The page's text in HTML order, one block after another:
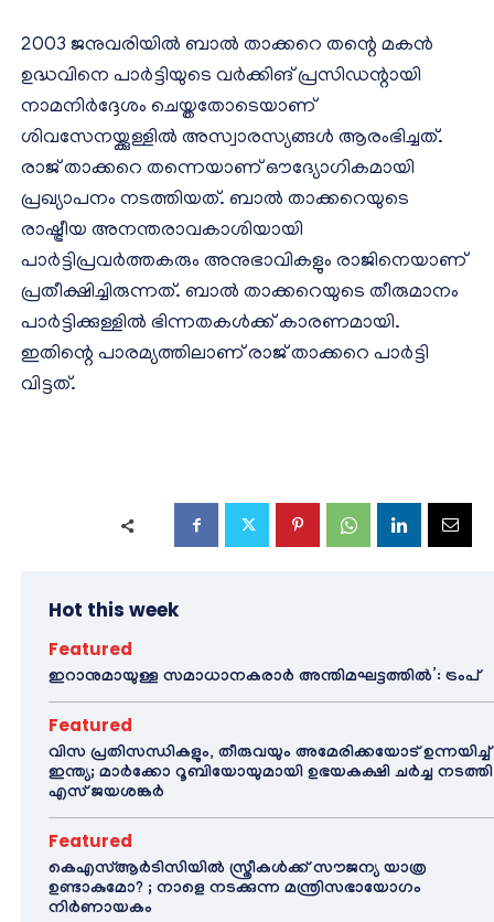
2003 ജനുവരിയില്‍ ബാല്‍ താക്കറെ തന്റെ മകന്‍
ഉദ്ധവിനെ പാര്‍ട്ടിയുടെ വര്‍ക്കിങ് പ്രസിഡന്റായി
നാമനിര്‍ദ്ദേശം ചെയ്തതോടെയാണ്
ശിവസേനയ്ക്കുള്ളില്‍ അസ്വാരസ്യങ്ങള്‍ ആരംഭിച്ചത്.
രാജ് താക്കറെ തന്നെയാണ് ഔദ്യോഗികമായി
പ്രഖ്യാപനം നടത്തിയത്. ബാല്‍ താക്കറെയുടെ
രാഷ്ട്രീയ അനന്തരാവകാശിയായി
പാര്‍ട്ടിപ്രവര്‍ത്തകരും അനുഭാവികളും രാജിനെയാണ്
പ്രതീക്ഷിച്ചിരുന്നത്. ബാല്‍ താക്കറെയുടെ തീരുമാനം
പാര്‍ട്ടിക്കുള്ളില്‍ ഭിന്നതകള്‍ക്ക് കാരണമായി.
ഇതിന്റെ പാരമ്യത്തിലാണ് രാജ് താക്കറെ പാര്‍ട്ടി
വിട്ടത്.
Hot this week
Featured
ഇറാനുമായുള്ള സമാധാനകരാർ അന്തിമഘട്ടത്തിൽ‌’: ട്രംപ്
Featured
വിസ പ്രതിസന്ധികളും, തീരുവയും അമേരിക്കയോട് ഉന്നയിച്ച്
ഇന്ത്യ; മാർക്കോ റൂബിയോയുമായി ഉഭയകക്ഷി ചർച്ച നടത്തി
എസ് ജയശങ്കർ
Featured
കെഎസ്ആർടിസിയിൽ സ്ത്രീകൾക്ക് സൗജന്യ യാത്ര
ഉണ്ടാകുമോ? ; നാളെ നടക്കുന്ന മന്ത്രിസഭായോഗം
നിർണായകം